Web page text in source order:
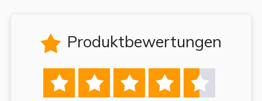
 Produktbewertungen
    